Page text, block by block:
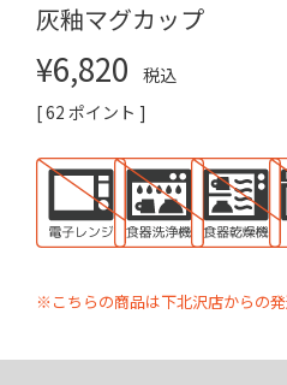
灰釉マグカップ
¥6,820
税込
[62 ポイント ]
※こちらの商品は下北沢店からの